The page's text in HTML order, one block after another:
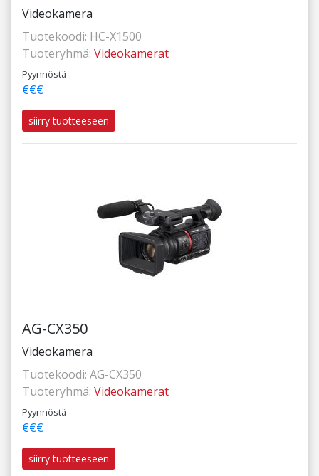
Videokamera
Tuotekoodi: HC-X1500
Tuoteryhmä: Videokamerat
Pyynnöstä
€€€
siirry tuotteeseen
AG-CX350
Videokamera
Tuotekoodi: AG-CX350
Tuoteryhmä: Videokamerat
Pyynnöstä
€€€
siirry tuotteeseen